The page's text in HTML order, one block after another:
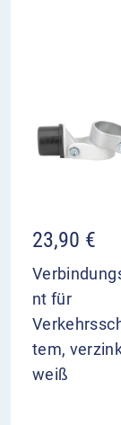
23,90 €
nt für
tem,
weiß